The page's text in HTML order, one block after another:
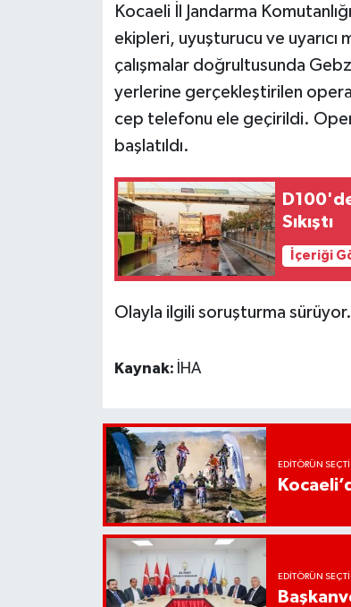
Kocaeli İl Jandarma
ekipleri, uyuşturucu ve uyarıcı
çalışmalar doğrultusunda
yerlerine gerçekleştirilen
cep telefonu ele geçirildi.
başlatıldı.
Sıkıştı
İçeriği
Olayla ilgili soruşturma sürüyor.
Kaynak: İHA
EDITÖRÜN
EDITÖRÜN